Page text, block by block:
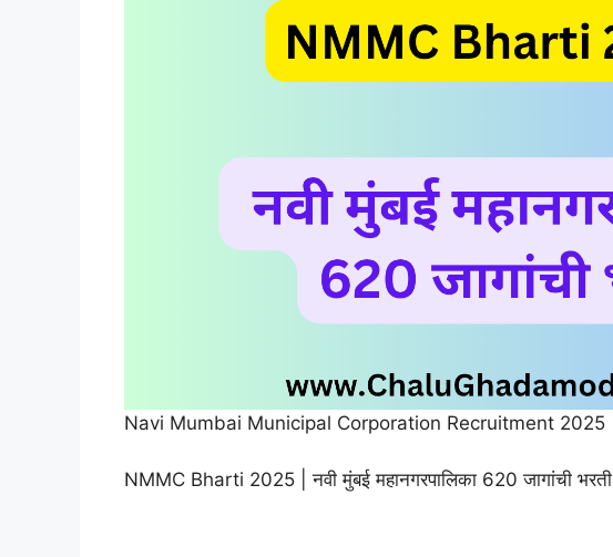
Navi Mumbai Municipal Corporation Recruitment 2025
NMMC Bharti 2025 | नवी मुंबई महानगरपालिका 620 जागांची भरती